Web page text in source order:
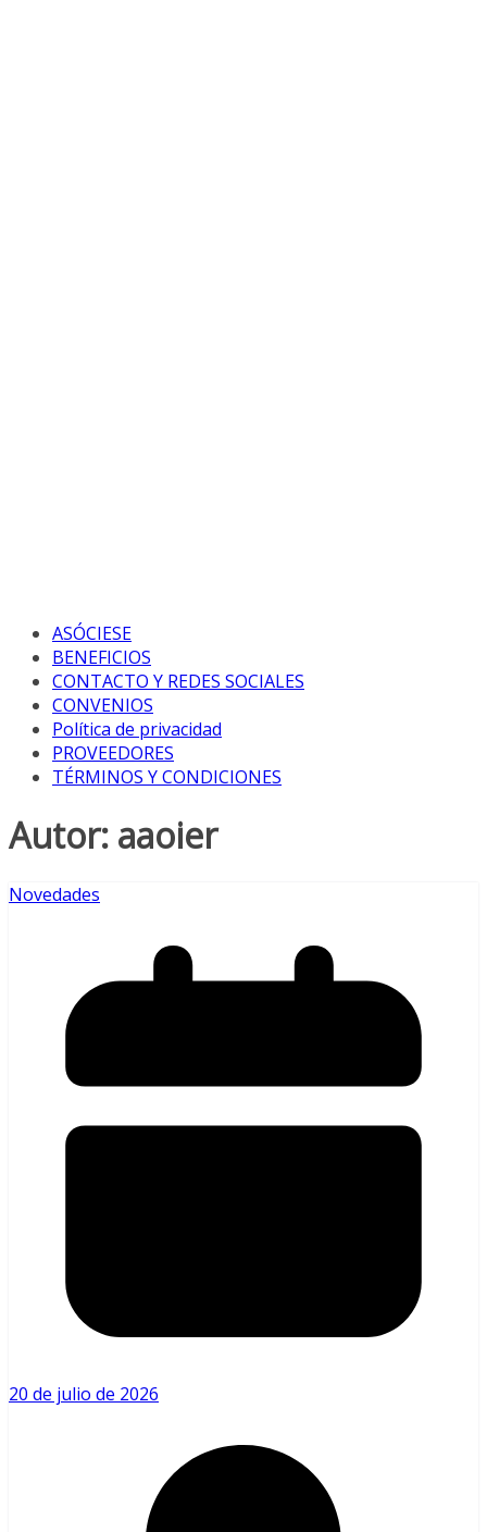
ASÓCIESE
BENEFICIOS
CONTACTO Y REDES SOCIALES
CONVENIOS
Política de privacidad
PROVEEDORES
TÉRMINOS Y CONDICIONES
Autor: aaoier
Novedades
20 de julio de 2026